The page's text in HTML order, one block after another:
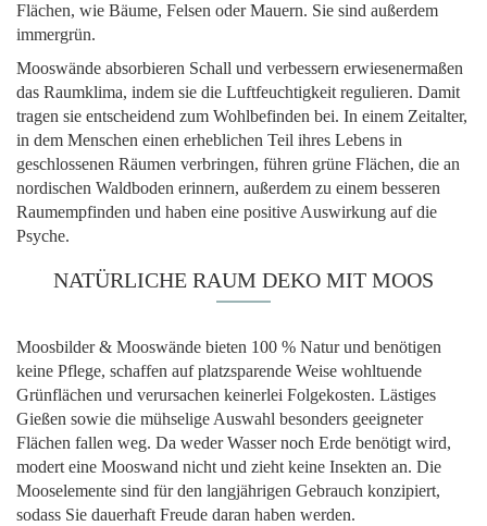
Flächen, wie Bäume, Felsen oder Mauern. Sie sind außerdem
immergrün.
Mooswände absorbieren Schall und verbessern erwiesenermaßen
das Raumklima, indem sie die Luftfeuchtigkeit regulieren. Damit
tragen sie entscheidend zum Wohlbefinden bei. In einem Zeitalter,
in dem Menschen einen erheblichen Teil ihres Lebens in
geschlossenen Räumen verbringen, führen grüne Flächen, die an
nordischen Waldboden erinnern, außerdem zu einem besseren
Raumempfinden und haben eine positive Auswirkung auf die
Psyche.
NATÜRLICHE RAUM DEKO MIT MOOS
Moosbilder & Mooswände bieten 100 % Natur und benötigen
keine Pflege, schaffen auf platzsparende Weise wohltuende
Grünflächen und verursachen keinerlei Folgekosten. Lästiges
Gießen sowie die mühselige Auswahl besonders geeigneter
Flächen fallen weg. Da weder Wasser noch Erde benötigt wird,
modert eine Mooswand nicht und zieht keine Insekten an. Die
Mooselemente sind für den langjährigen Gebrauch konzipiert,
sodass Sie dauerhaft Freude daran haben werden.